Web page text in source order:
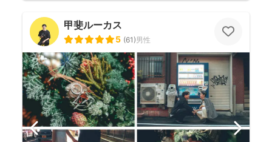
甲斐ルーカス
5 (61)男性